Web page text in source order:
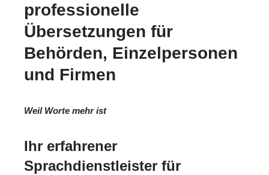
professionelle
Übersetzungen für
Behörden, Einzelpersonen
und Firmen
Weil Worte mehr ist
Ihr erfahrener
Sprachdienstleister für